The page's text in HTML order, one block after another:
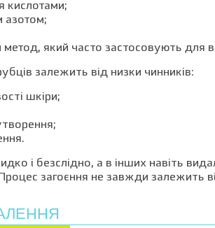
кислотами;
азотом;
метод, який часто застосовують для
залежить від низки чинників:
шкіри;
і безслідно, а в інших навіть
загоєння не завжди залежить